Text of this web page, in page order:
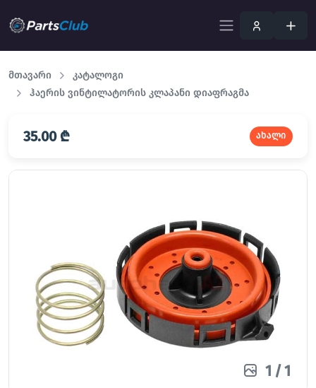
მთავარი
კატალოგი
ჰაერის ვინტილატორის კლაპანი დიაფრაგმა
35.00 ₾ ახალი
1 /1